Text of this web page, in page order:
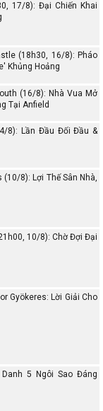
17/8): Đại Chiến Khai
(18h30, 16/8): Pháo
Khủng Hoảng
(16/8): Nhà Vua Mở
Tại Anfield
8): Lần Đầu Đối Đầu &
8): Lợi Thế Sân Nhà,
10/8): Chờ Đợi Đại
Gyökeres: Lời Giải Cho
5 Ngôi Sao Đáng